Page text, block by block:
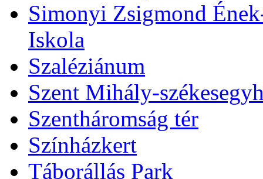
Simonyi Zsigmond
Iskola
Szaléziánum
Szent Mihály-
Szentháromság tér
Színházkert
Táborállás Park